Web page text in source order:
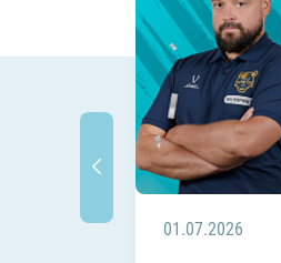
01.07.2026